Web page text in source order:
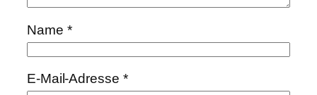
Name *
E-Mail-Adresse *